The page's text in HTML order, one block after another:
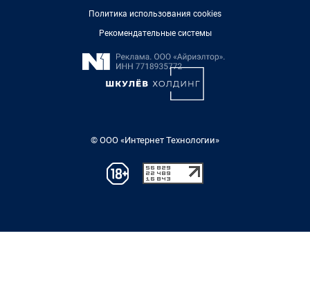
Политика использования cookies
Рекомендательные системы
© ООО «Интернет Технологии»